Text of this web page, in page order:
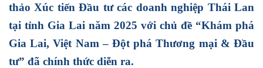
thảo Xúc tiến Đầu tư các doanh nghiệp Thái Lan
tại tỉnh Gia Lai năm 2025 với chủ đề “Khám phá
Gia Lai, Việt Nam – Đột phá Thương mại & Đầu
tư” đã chính thức diễn ra.